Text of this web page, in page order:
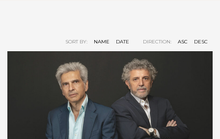
SORT BY: NAME DATE DIRECTION: ASC DESC